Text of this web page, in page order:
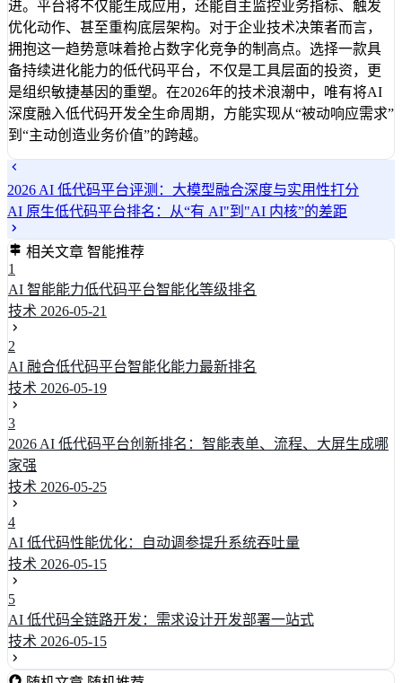
进。平台将不仅能生成应用，还能自主监控业务指标、触发
优化动作、甚至重构底层架构。对于企业技术决策者而言，
拥抱这一趋势意味着抢占数字化竞争的制高点。选择一款具
备持续进化能力的低代码平台，不仅是工具层面的投资，更
是组织敏捷基因的重塑。在2026年的技术浪潮中，唯有将AI
深度融入低代码开发全生命周期，方能实现从“被动响应需求”
到“主动创造业务价值”的跨越。
2026 AI 低代码平台评测：大模型融合深度与实用性打分
AI 原生低代码平台排名：从“有 AI"到"AI 内核”的差距
相关文章 智能推荐
1
AI 智能能力低代码平台智能化等级排名
技术 2026-05-21
2
AI 融合低代码平台智能化能力最新排名
技术 2026-05-19
3
2026 AI 低代码平台创新排名：智能表单、流程、大屏生成哪
家强
技术 2026-05-25
4
AI 低代码性能优化：自动调参提升系统吞吐量
技术 2026-05-15
5
AI 低代码全链路开发：需求设计开发部署一站式
技术 2026-05-15